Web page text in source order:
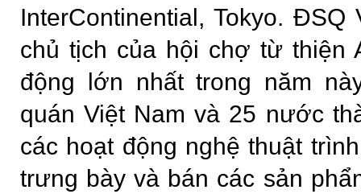
InterContinential, Tokyo.
chủ tịch của hội chợ từ thiện
động lớn nhất trong năm
quán Việt Nam và 25 nước
các hoạt động nghệ thuật
trưng bày và bán các sản